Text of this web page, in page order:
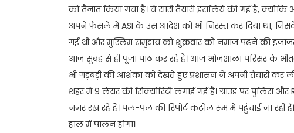
को तैनात किया गया है। ये सारी तैयारी इसलिये की गई है,
अपने फैसले में ASI के उस आदेश को भी निरस्त कर दिया था,
गई थी और मुस्लिम समुदाय को शुक्रवार को नमाज पढ़ने की
आज सुबह से ही पूजा पाठ कर रहे हैं। आज भोजशाला परिसर के
भी गड़बड़ी की आशंका को देखते हुए प्रशासन ने अपनी तैयारी कर
शहर में 9 लेयर की सिक्योरिटी लगाई गई है। ग्राउंड पर पुलिस और
नज़र रख रहे हैं। पल-पल की रिपोर्ट कंट्रोल रूम में पहुंचाई जा
हाल में पालन होगा।